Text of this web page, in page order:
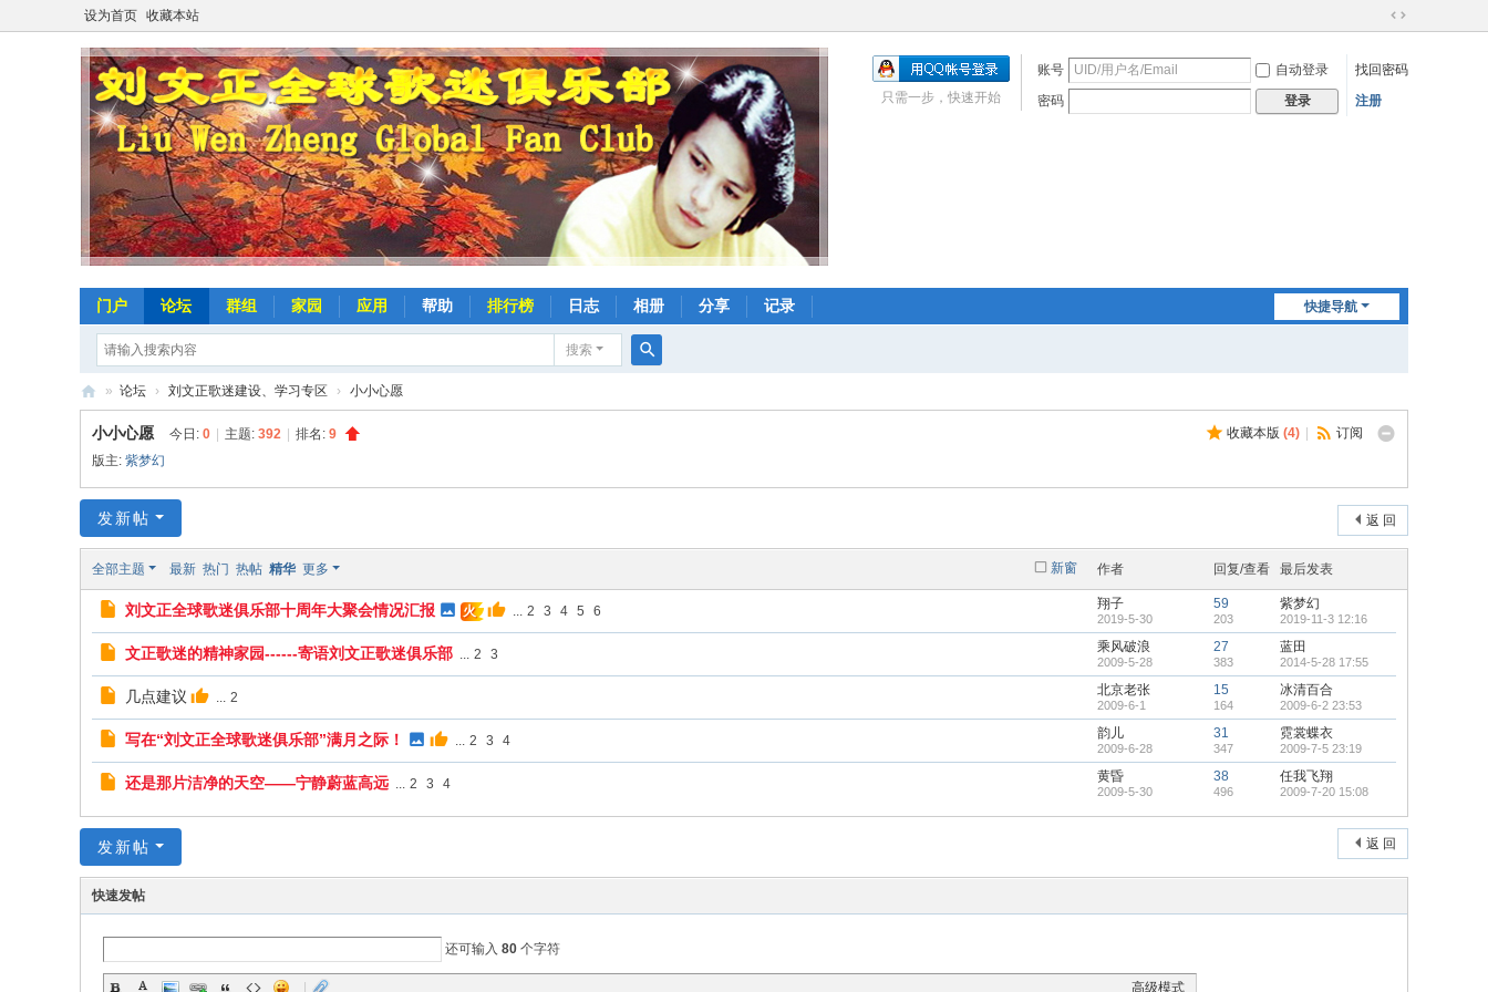
设为首页 收藏本站
切
到
账号 自动登录
找回密码
密码
登录 注册
只需一步，快速开始
快捷导航
门户 论坛 群组 家园 应用 帮助 排行榜 日志 相册 分享 记录
搜索
索
文
正
球
樂
» 论坛 › 刘文正歌迷建设、学习专区 › 小小心愿
收藏本版 (4) 订阅
小小心愿 今日: 0 主题: 392 排名: 9
版主: 紫梦幻
返 回
发新帖
新窗
全部主题 最新 热门 热帖 精华 更多 作者 回复/查看 最后发表
刘文正全球歌迷俱乐部十周年大聚会情况汇报 火 ... 2 3 4 5 6 翔子
2019-5-30
59
203
紫梦幻
2019-11-3 12:16
文正歌迷的精神家园------寄语刘文正歌迷俱乐部 ... 2 3 乘风破浪
2009-5-28
27
383
蓝田
2014-5-28 17:55
几点建议 ... 2 北京老张
2009-6-1
15
164
冰清百合
2009-6-2 23:53
写在“刘文正全球歌迷俱乐部”满月之际！ ... 2 3 4 韵儿
2009-6-28
31
347
霓裳蝶衣
2009-7-5 23:19
还是那片洁净的天空——宁静蔚蓝高远 ... 2 3 4 黄昏
2009-5-30
38
496
任我飞翔
2009-7-20 15:08
返 回
发新帖
快速发帖
还可输入 80 个字符
高级模式